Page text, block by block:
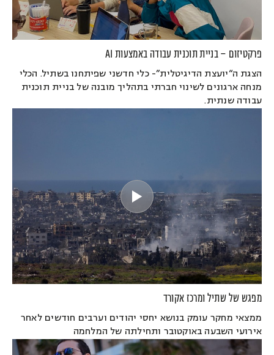
פרקטיזום – בניית תוכנית עבודה באמצעות AI
הצגת ה“יועצת הדיגיטלית”- כלי חדשני שפיתחנו בשתיל. הכלי
מנחה ארגונים לשינוי חברתי בתהליך מובנה של בניית תוכנית
עבודה שנתית.
מפגש של שתיל ומרכז אקורד
ממצאי מחקר עומק בנושא יחסי יהודים וערבים חודשים לאחר
אירועי השבעה באוקטובר ותחילתה של המלחמה